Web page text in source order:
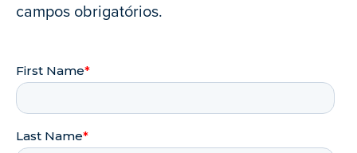
campos obrigatórios.